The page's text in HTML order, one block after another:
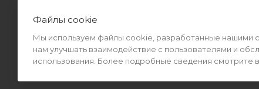
2026 © Интернет-магазин MiMall® • Не является публичной
Файлы cookie
Мы используем файлы cookie, разработанные нашими
нам улучшать взаимодействие с пользователями и
использования. Более подробные сведения смотрите